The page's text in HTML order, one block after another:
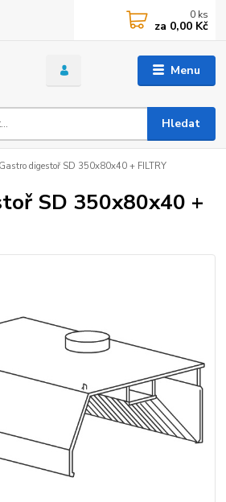
Menu
Hledat
0 ks
za 0,00 Kč
Gastro digestoř SD 350x80x40 + FILTRY
SD 350x80x40 +